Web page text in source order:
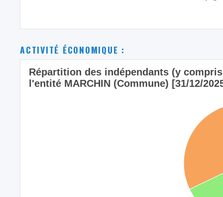
ACTIVITÉ ÉCONOMIQUE :
Répartition des indépendants (y
l'entité MARCHIN (Commune) [31/12/